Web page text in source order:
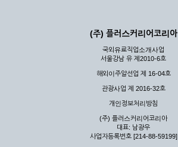
(주) 플러스커리어코리아
국외유료직업소개사업
서울강남 유 제2010-6호
해외이주알선업 제 16-04호
관광사업 제 2016-32호
개인정보처리방침
(주) 플러스커리어코리아
대표: 남광우
사업자등록번호 [214-88-59199]